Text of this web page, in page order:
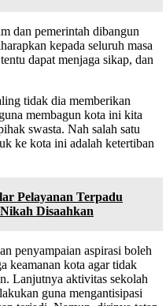
dan pemerintah dibangun
kepada seluruh masa
dapat menjaga sikap, dan
tidak dia memberikan
membagun kota ini kita
swasta. Nah salah satu
ke kota ini adalah ketertiban
Pelayanan Terpadu
Disaahkan
penyampaian aspirasi boleh
keamanan kota agar tidak
Lanjutnya aktivitas sekolah
guna mengantisipasi